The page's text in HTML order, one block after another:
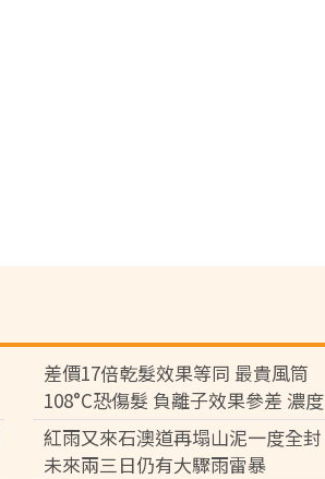
差價17倍乾髮效果等同 最貴風筒
108°C恐傷髮 負離子效果參差 濃度
差逾百倍
紅雨又來石澳道再塌山泥一度全封
未來兩三日仍有大驟雨雷暴